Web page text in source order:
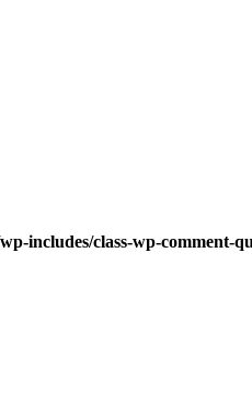
includes/class-wp-comment-